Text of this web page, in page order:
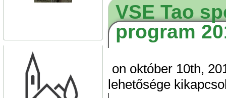
VSE Tao
program
on október 10th,
lehetősége